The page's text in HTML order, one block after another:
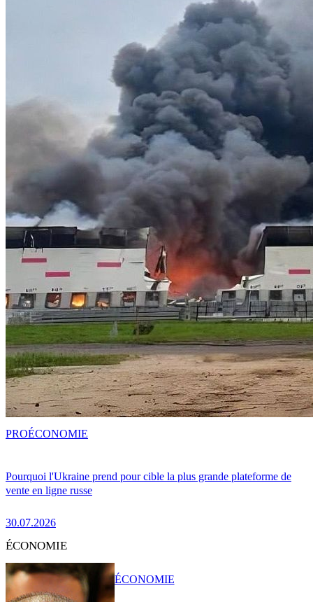
Pourquoi l'Ukraine prend pour cible la plus grande plateforme de
vente en ligne russe
30.07.2026
PROÉCONOMIE
ÉCONOMIE
ÉCONOMIE